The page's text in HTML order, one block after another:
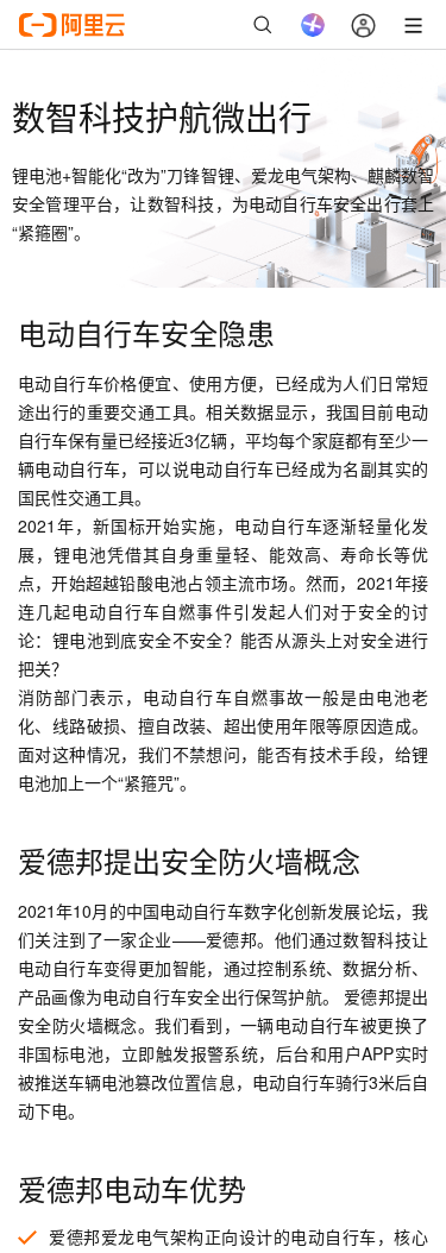
数智科技护航微出行
锂电池+智能化“改为”刀锋智锂、爱龙电气架构、麒麟数智
安全管理平台，让数智科技，为电动自行车安全出行套上
“紧箍圈”。
电动自行车安全隐患
电动自行车价格便宜、使用方便，已经成为人们日常短
途出行的重要交通工具。相关数据显示，我国目前电动
自行车保有量已经接近3亿辆，平均每个家庭都有至少一
辆电动自行车，可以说电动自行车已经成为名副其实的
国民性交通工具。
2021年，新国标开始实施，电动自行车逐渐轻量化发
展，锂电池凭借其自身重量轻、能效高、寿命长等优
点，开始超越铅酸电池占领主流市场。然而，2021年接
连几起电动自行车自燃事件引发起人们对于安全的讨
论：锂电池到底安全不安全？能否从源头上对安全进行
把关？
消防部门表示，电动自行车自燃事故一般是由电池老
化、线路破损、擅自改装、超出使用年限等原因造成。
面对这种情况，我们不禁想问，能否有技术手段，给锂
电池加上一个“紧箍咒”。
爱德邦提出安全防火墙概念
2021年10月的中国电动自行车数字化创新发展论坛，我
们关注到了一家企业——爱德邦。他们通过数智科技让
电动自行车变得更加智能，通过控制系统、数据分析、
产品画像为电动自行车安全出行保驾护航。 爱德邦提出
安全防火墙概念。我们看到，一辆电动自行车被更换了
非国标电池，立即触发报警系统，后台和用户APP实时
被推送车辆电池篡改位置信息，电动自行车骑行3米后自
动下电。
爱德邦电动车优势
爱德邦爱龙电气架构正向设计的电动自行车，核心